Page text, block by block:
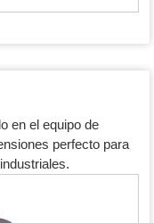
en el equipo de
perfecto para